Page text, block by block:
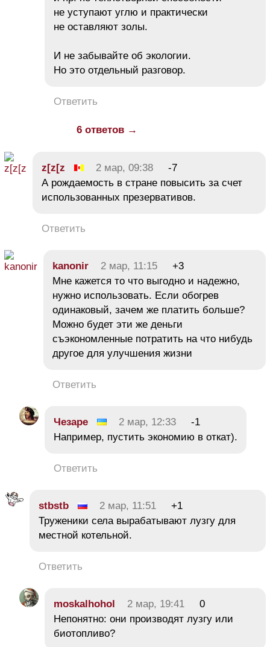
не уступают углю и практически
не оставляют золы.
И не забывайте об экологии.
Но это отдельный разговор.
Ответить
6 ответов →
z[z[z 2 мар, 09:38
-7
А рождаемость в стране повысить за счет
использованных презервативов.
Ответить
kanonir 2 мар, 11:15
+3
Мне кажется то что выгодно и надежно,
нужно использовать. Если обогрев
одинаковый, зачем же платить больше?
Можно будет эти же деньги
съэкономленные потратить на что нибудь
другое для улучшения жизни
Ответить
Чезаре 2 мар, 12:33
-1
Например, пустить экономию в откат).
Ответить
stbstb 2 мар, 11:51
+1
Труженики села вырабатывают лузгу для
местной котельной.
Ответить
moskalhohol 2 мар, 19:41
0
Непонятно: они производят лузгу или
биотопливо?